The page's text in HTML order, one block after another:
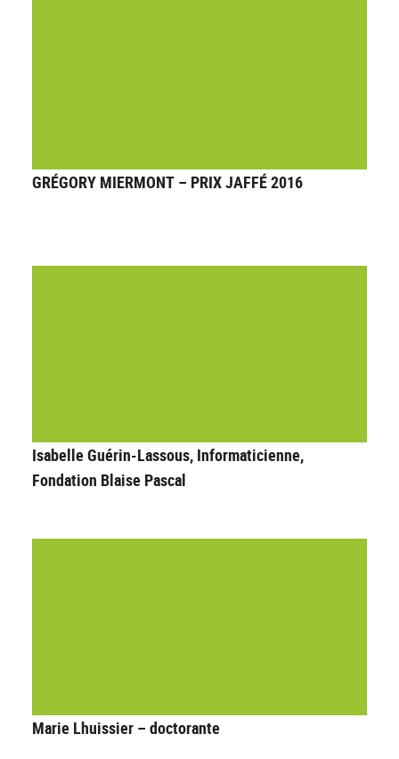
GRÉGORY MIERMONT – PRIX JAFFÉ 2016
Isabelle Guérin-Lassous, Informaticienne,
Fondation Blaise Pascal
Marie Lhuissier – doctorante